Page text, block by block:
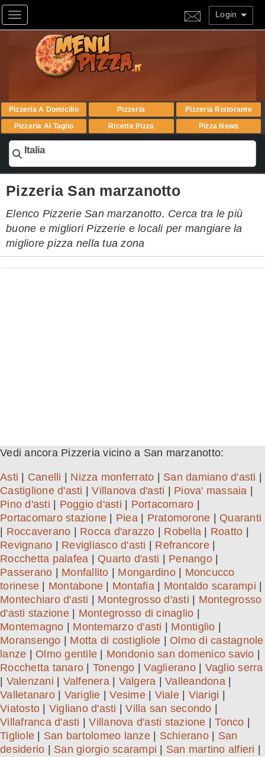
Toggle navigation Login
Pizzeria A Domicilio Pizzeria
Pizzeria Ristorante
Pizzeria Al Taglio
Ricette Pizza Pizza News
Italia
Pizzeria San marzanotto
Elenco Pizzerie San marzanotto. Cerca tra le più
buone e migliori Pizzerie e locali per mangiare la
migliore pizza nella tua zona
Vedi ancora Pizzeria vicino a San marzanotto:
Asti Canelli Nizza monferrato San damiano d'asti
Castiglione d'asti |Villanova d'asti Piova' massaia
Pino d'asti
Poggio d'asti Portacomaro
Portacomaro stazione
Piea| Pratomorone
Quaranti
Roccaverano Rocca d'arazzo Robella Roatto
Revignano
Revigliasco d'asti Refrancore|
Rocchetta palafea
Quarto d'asti Penango|
Passerano
Monfallito Mongardino| Moncucco
torinese
Montabone Montafia| Montaldo scarampi
Montechiaro d'asti
Montegrosso d'asti
Montegrosso
d'asti stazione| Montegrosso di cinaglio
Montemagno
Montemarzo d'asti Montiglio
Moransengo
Motta di costigliole
Olmo di castagnole
lanze
Olmo gentile Mondonio san domenico savio
Rocchetta tanaro
Tonengo |Vaglierano| Vaglio serra
Valenzani Valfenera| Valgera Valleandona|
Valletanaro| Variglie |Vesime| Viale| Viarigi
Viatosto
Vigliano d'asti |Villa san secondo
Villafranca d'asti |Villanova d'asti stazione |Tonco
Tigliole
San bartolomeo lanze| Schierano| San
desiderio
San giorgio scarampi San martino alfieri